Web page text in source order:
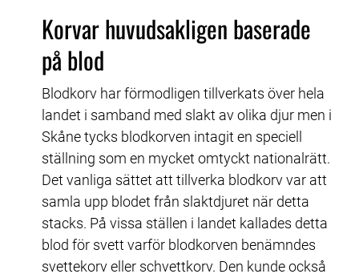
Korvar huvudsakligen baserade
på blod
Blodkorv har förmodligen tillverkats över hela
landet i samband med slakt av olika djur men i
Skåne tycks blodkorven intagit en speciell
ställning som en mycket omtyckt nationalrätt.
Det vanliga sättet att tillverka blodkorv var att
samla upp blodet från slaktdjuret när detta
stacks. På vissa ställen i landet kallades detta
blod för svett varför blodkorven benämndes
svettekorv eller schvettkorv. Den kunde också